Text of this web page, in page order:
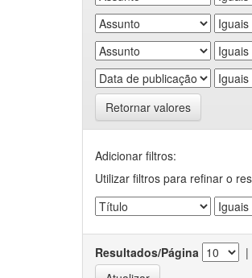
Retornar valores
Adicionar filtros:
Utilizar filtros para refinar o
Resultados/Página |